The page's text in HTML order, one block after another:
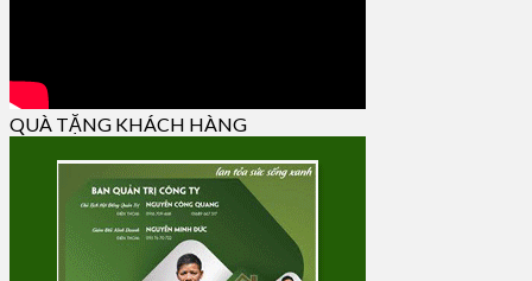
QUÀ TẶNG KHÁCH HÀNG